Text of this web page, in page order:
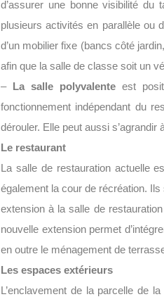
d’assurer une bonne visibilité du
plusieurs activités en parallèle ou
d’un mobilier fixe (bancs côté
afin que la salle de classe soit un
– La salle polyvalente est
fonctionnement indépendant du
dérouler. Elle peut aussi
Le restaurant
La salle de restauration actuelle
également la cour de récréation.
extension à la salle de
nouvelle extension permet
en outre le ménagement de
Les espaces extérieurs
L’enclavement de la parcelle de